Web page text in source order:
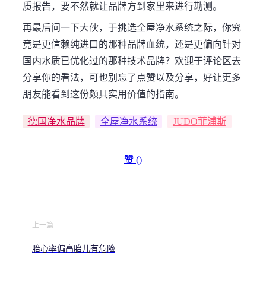
质报告，要不然就让品牌方到家里来进行勘测。
再最后问一下大伙，于挑选全屋净水系统之际，你究
竟是更信赖纯进口的那种品牌血统，还是更偏向针对
国内水质已优化过的那种技术品牌？欢迎于评论区去
分享你的看法，可也别忘了点赞以及分享，好让更多
朋友能看到这份颇具实用价值的指南。
德国净水品牌 全屋净水系统 JUDO菲浦斯
赞 ()
上一篇
胎心率偏高胎儿有危险吗